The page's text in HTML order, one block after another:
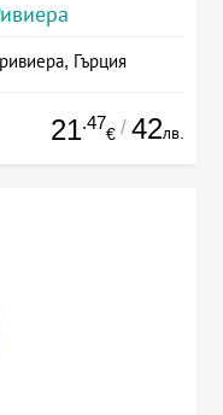
Гърция
21.47
€ / 42лв.